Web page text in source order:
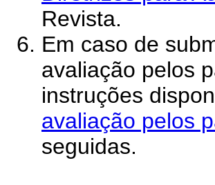
Revista.
Em caso de
avaliação pelos
instruções
avaliação pelos
seguidas.